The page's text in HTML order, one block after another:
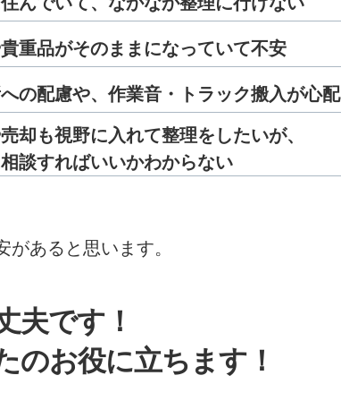
重品がそのままになっていて不安
の配慮や、作業音・トラック搬入が心配
却も視野に入れて整理をしたいが、
談すればいいかわからない
があると思います。
夫です！
のお役に立ちます！